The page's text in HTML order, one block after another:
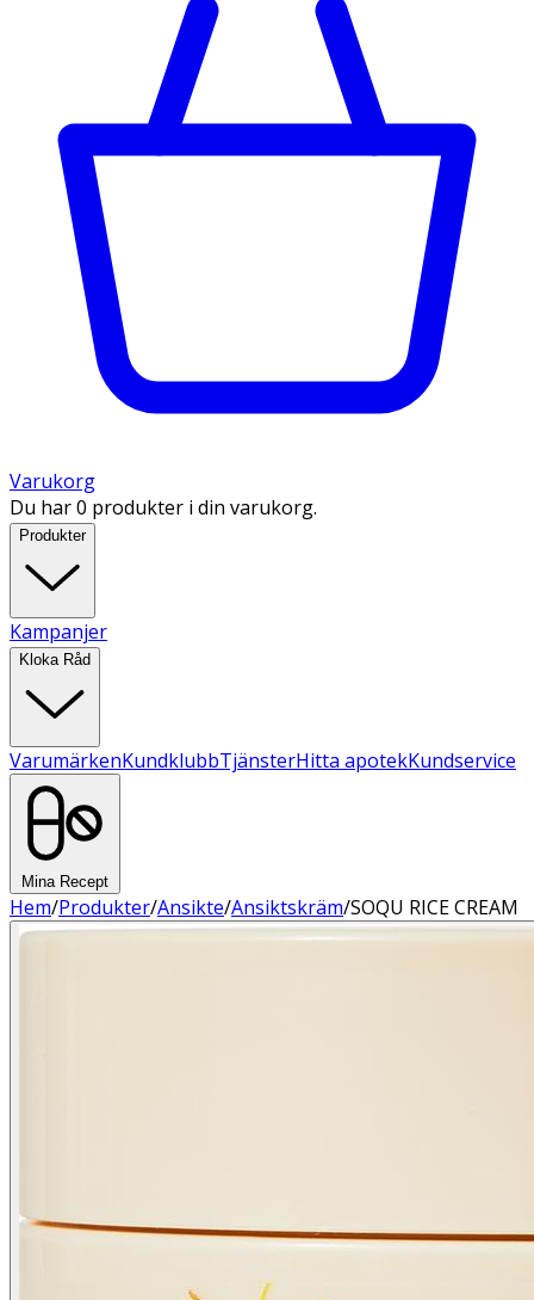
Varukorg
Du har 0 produkter i din varukorg.
Produkter
Kampanjer
Kloka Råd
VarumärkenKundklubbTjänsterHitta apotekKundservice
Mina Recept
Hem/Produkter/Ansikte/Ansiktskräm/SOQU RICE CREAM